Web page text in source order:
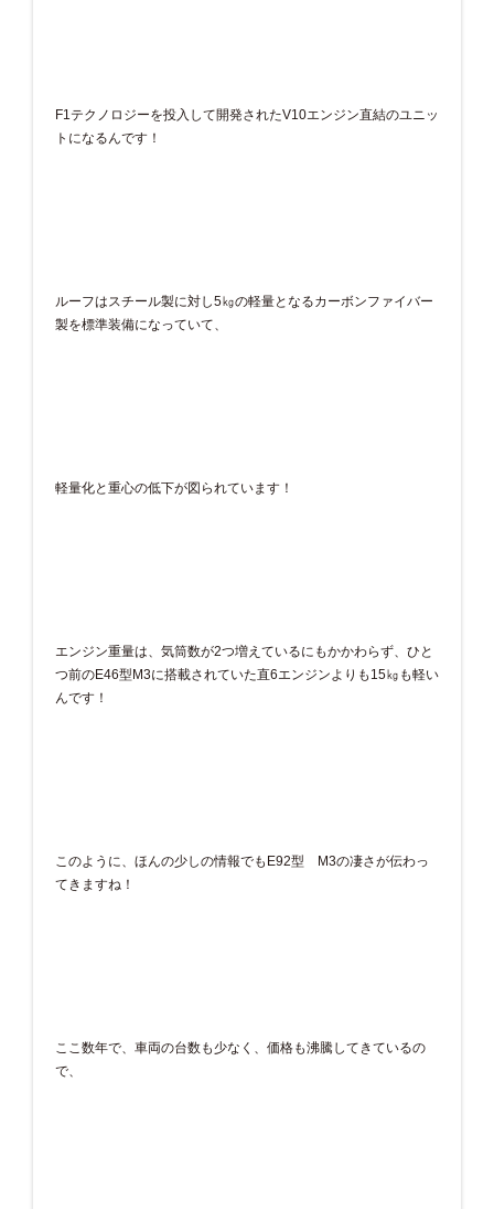
F1テクノロジーを投入して開発されたV10エンジン直結のユニッ
トになるんです！
ルーフはスチール製に対し5㎏の軽量となるカーボンファイバー
製を標準装備になっていて、
軽量化と重心の低下が図られています！
エンジン重量は、気筒数が2つ増えているにもかかわらず、ひと
つ前のE46型M3に搭載されていた直6エンジンよりも15㎏も軽い
んです！
このように、ほんの少しの情報でもE92型 M3の凄さが伝わっ
てきますね！
ここ数年で、車両の台数も少なく、価格も沸騰してきているの
で、